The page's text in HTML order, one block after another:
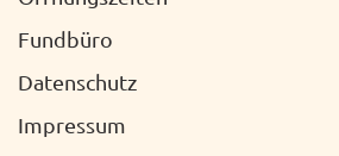
N
H
T
E
Fundbüro
Datenschutz
Impressum